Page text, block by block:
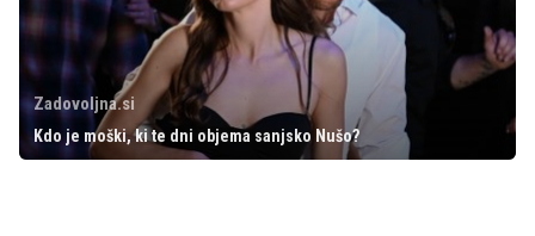
Zadovoljna.si
Kdo je moški, ki te dni objema sanjsko Nušo?